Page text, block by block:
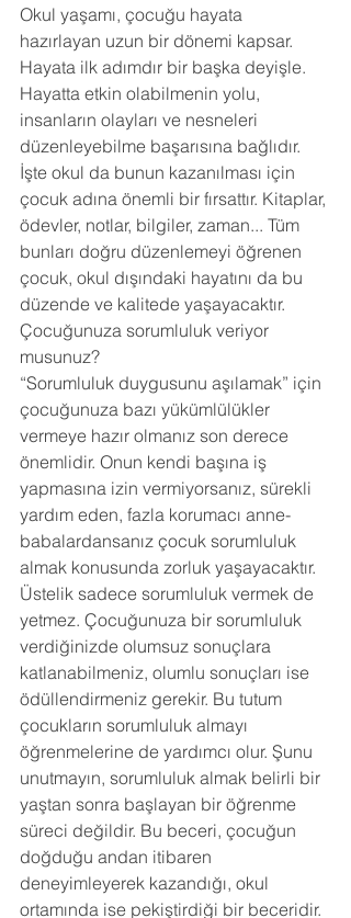
Okul yaşamı, çocuğu hayata
hazırlayan uzun bir dönemi kapsar.
Hayata ilk adımdır bir başka deyişle.
Hayatta etkin olabilmenin yolu,
insanların olayları ve nesneleri
düzenleyebilme başarısına bağlıdır.
İşte okul da bunun kazanılması için
çocuk adına önemli bir fırsattır. Kitaplar,
ödevler, notlar, bilgiler, zaman... Tüm
bunları doğru düzenlemeyi öğrenen
çocuk, okul dışındaki hayatını da bu
düzende ve kalitede yaşayacaktır.
Çocuğunuza sorumluluk veriyor
musunuz?
“Sorumluluk duygusunu aşılamak” için
çocuğunuza bazı yükümlülükler
vermeye hazır olmanız son derece
önemlidir. Onun kendi başına iş
yapmasına izin vermiyorsanız, sürekli
yardım eden, fazla korumacı anne-
babalardansanız çocuk sorumluluk
almak konusunda zorluk yaşayacaktır.
Üstelik sadece sorumluluk vermek de
yetmez. Çocuğunuza bir sorumluluk
verdiğinizde olumsuz sonuçlara
katlanabilmeniz, olumlu sonuçları ise
ödüllendirmeniz gerekir. Bu tutum
çocukların sorumluluk almayı
öğrenmelerine de yardımcı olur. Şunu
unutmayın, sorumluluk almak belirli bir
yaştan sonra başlayan bir öğrenme
süreci değildir. Bu beceri, çocuğun
doğduğu andan itibaren
deneyimleyerek kazandığı, okul
ortamında ise pekiştirdiği bir beceridir.